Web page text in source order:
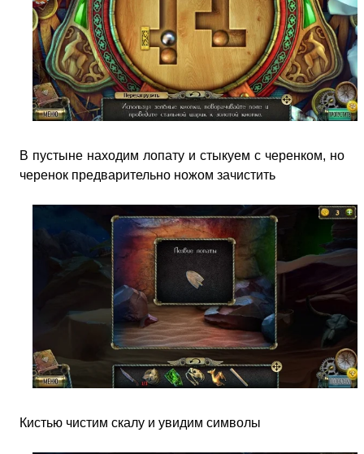
В пустыне находим лопату и стыкуем с черенком, но
черенок предварительно ножом зачистить
Кистью чистим скалу и увидим символы